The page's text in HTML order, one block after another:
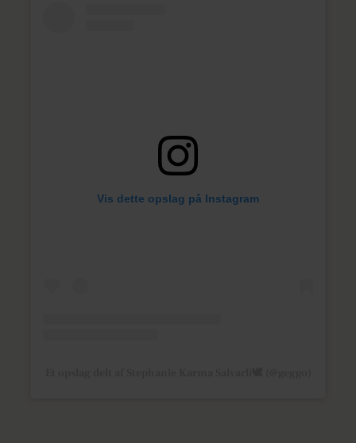
Vis dette opslag på Instagram